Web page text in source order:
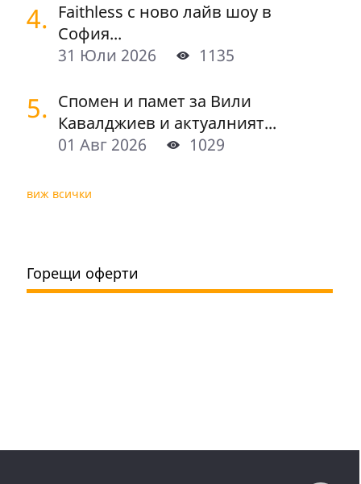
4. Faithless с ново лайв шоу в
София...
31 Юли 2026
1135
5. Спомен и памет за Вили
Кавалджиев и актуалният...
01 Авг 2026
1029
виж всички
Горещи оферти